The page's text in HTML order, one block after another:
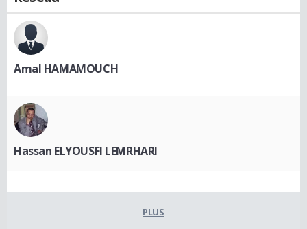
Amal HAMAMOUCH
Hassan ELYOUSFI LEMRHARI
PLUS